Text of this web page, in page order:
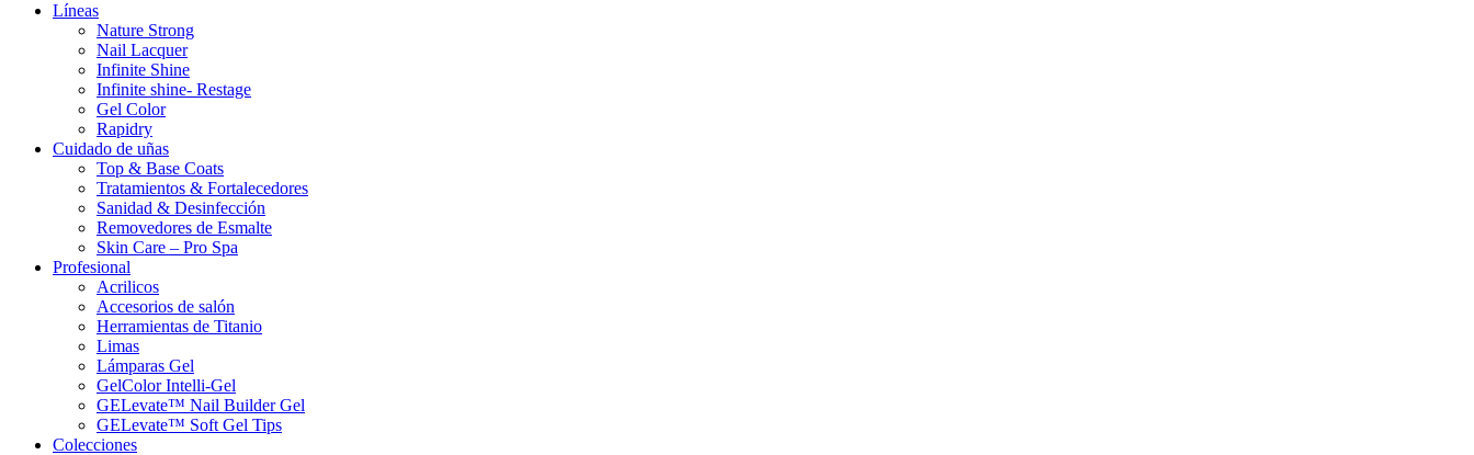
Líneas
Nature Strong
Nail Lacquer
Infinite Shine
Infinite shine- Restage
Gel Color
Rapidry
Cuidado de uñas
Top & Base Coats
Tratamientos & Fortalecedores
Sanidad & Desinfección
Removedores de Esmalte
Skin Care – Pro Spa
Profesional
Acrilicos
Accesorios de salón
Herramientas de Titanio
Limas
Lámparas Gel
GelColor Intelli-Gel
GELevate™ Nail Builder Gel
GELevate™ Soft Gel Tips
Colecciones